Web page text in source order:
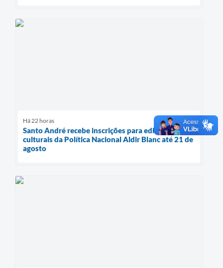
Há 22 horas
Santo André recebe inscrições para editais
culturais da Política Nacional Aldir Blanc até 21 de
agosto